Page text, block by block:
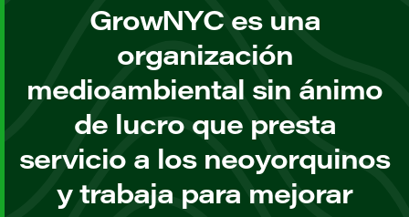
GrowNYC es una
organización
medioambiental sin ánimo
de lucro que presta
servicio a los neoyorquinos
y trabaja para mejorar